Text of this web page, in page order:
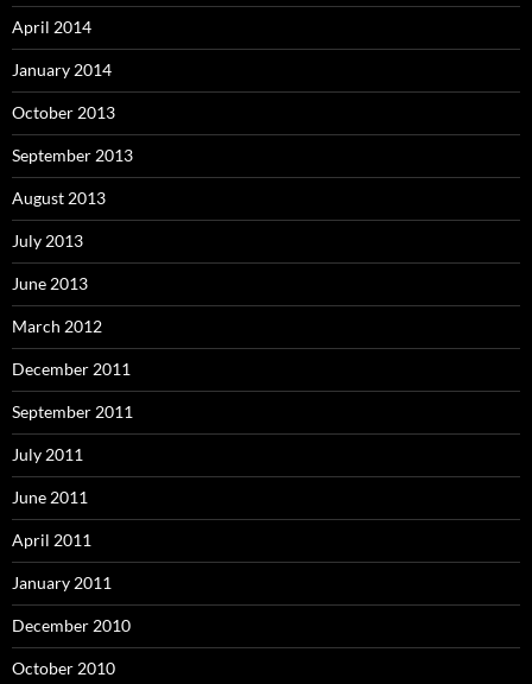
April 2014
January 2014
October 2013
September 2013
August 2013
July 2013
June 2013
March 2012
December 2011
September 2011
July 2011
June 2011
April 2011
January 2011
December 2010
October 2010